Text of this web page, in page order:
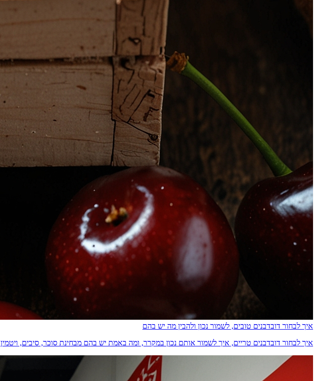
איך לבחור דובדבנים טובים, לשמור נכון ולהבין מה יש בהם
איך לבחור דובדבנים טריים, איך לשמור אותם נכון במקרר, ומה באמת יש בהם מבחינת סוכר, סיבים, ויטמין C ונוגדי חמצון.